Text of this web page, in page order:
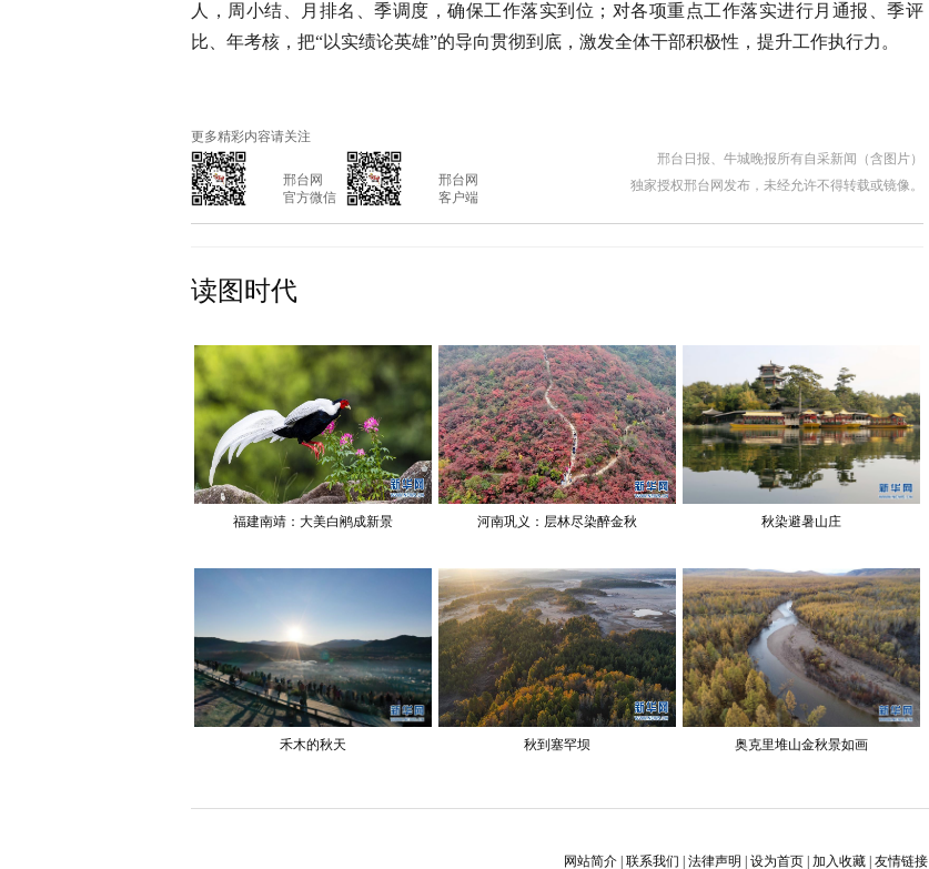
人，周小结、月排名、季调度，确保工作落实到位；对各项重点工作落实进行月通报、季评
比、年考核，把“以实绩论英雄”的导向贯彻到底，激发全体干部积极性，提升工作执行力。
更多精彩内容请关注
			邢台网
			官方微信
			邢台网
			客户端
邢台日报、牛城晚报所有自采新闻（含图片）
独家授权邢台网发布，未经允许不得转载或镜像。
读图时代
福建南靖：大美白鹇成新景 河南巩义：层林尽染醉金秋 秋染避暑山庄
禾木的秋天 秋到塞罕坝 奥克里堆山金秋景如画
网站简介 联系我们 法律声明 设为首页 加入收藏 友情链接